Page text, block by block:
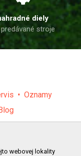
diely
stroje
Oznamy
Katalógy
webovej lokality